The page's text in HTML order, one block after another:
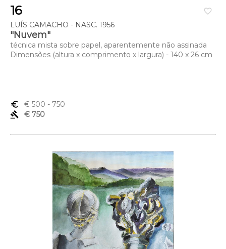
favorite_border
16
LUÍS CAMACHO - NASC. 1956
"Nuvem"
técnica mista sobre papel, aparentemente não assinada
Dimensões (altura x comprimento x largura) - 140 x 26 cm
euro_symbol € 500 - 750
gavel
€ 750